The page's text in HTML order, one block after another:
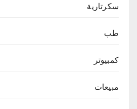
سكرتارية
طب
كمبيوتر
مبيعات